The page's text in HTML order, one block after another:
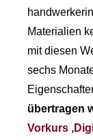
Materialien
mit diesen
sechs
übertragen
Vorkurs